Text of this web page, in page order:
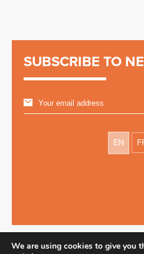
SUBSCRIBE TO
EN
We are using cookies to give you